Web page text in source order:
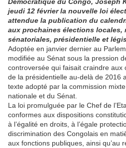
jeudi 12 février la nouvelle loi
attendue la publication du
aux prochaines élections locales,
sénatoriales, présidentielle et
Adoptée en janvier dernier au
modifiée au Sénat sous la pression
controversée qui faisait craindre aux
de la présidentielle au-delà de 2016
texte adopté par la commission
nationale et du Sénat.
La loi promulguée par le Chef de
conformes aux dispositions
à l’égalité en droits, à l’égale
discrimination des Congolais en
aux fonctions publiques, ainsi qu’au